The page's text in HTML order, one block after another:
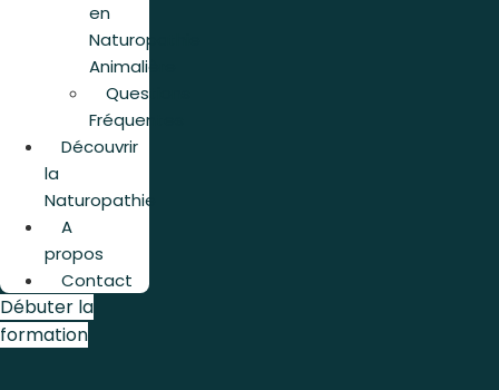
en
Naturopathie
Animalière
Questions
Fréquentes
Découvrir
la
Naturopathie
A
propos
Contact
Débuter la
formation